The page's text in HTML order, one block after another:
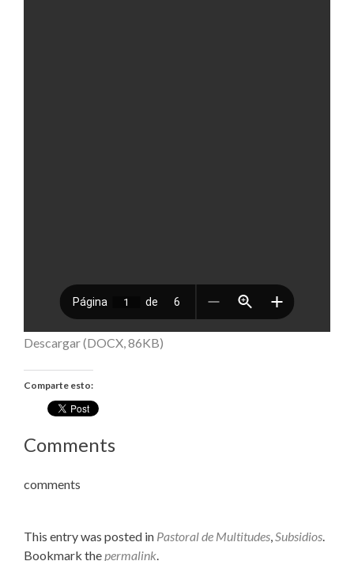
Descargar (DOCX, 86KB)
Comparte esto:
Comments
comments
This entry was posted in Pastoral de Multitudes,Subsidios.
Bookmark thepermalink.